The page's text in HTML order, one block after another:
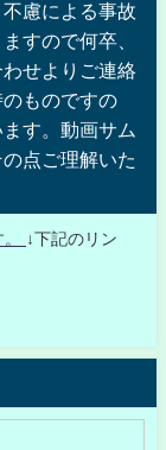
慮による事故
すので何卒、
せよりご連絡
ものですの
す。動画サム
点ご理解いた
↓下記のリン